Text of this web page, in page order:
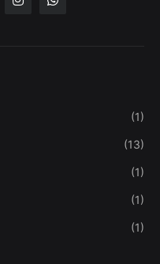
(1)
(13)
(1)
(1)
(1)